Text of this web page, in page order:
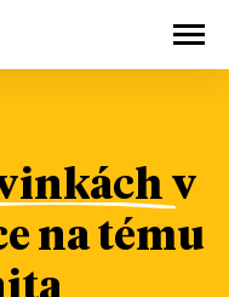
v
na tému